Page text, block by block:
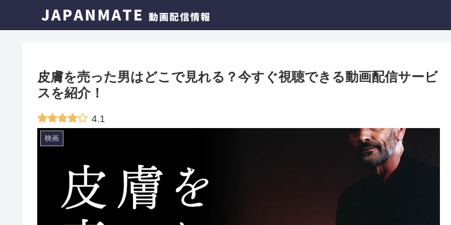
皮膚を売った男はどこで見れる？今すぐ視聴できる動画配信サービ
スを紹介！
4.1
映画